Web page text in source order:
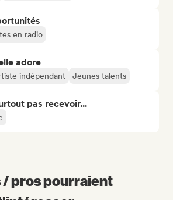
en radio
adore
indépendant Jeunes talents
pas recevoir...
/ pros pourraient